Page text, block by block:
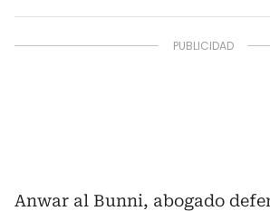
Anwar al Bunni, abogado